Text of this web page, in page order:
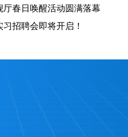
春日唤醒活动圆满落幕
招聘会即将开启！